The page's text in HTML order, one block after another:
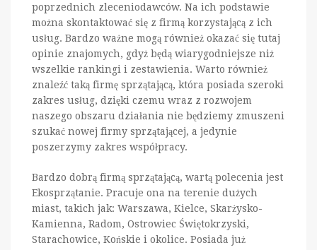
poprzednich zleceniodawców. Na ich podstawie
można skontaktować się z firmą korzystającą z ich
usług. Bardzo ważne mogą również okazać się tutaj
opinie znajomych, gdyż będą wiarygodniejsze niż
wszelkie rankingi i zestawienia. Warto również
znaleźć taką firmę sprzątającą, która posiada szeroki
zakres usług, dzięki czemu wraz z rozwojem
naszego obszaru działania nie będziemy zmuszeni
szukać nowej firmy sprzątającej, a jedynie
poszerzymy zakres współpracy.
Bardzo dobrą firmą sprzątającą, wartą polecenia jest
Ekosprzątanie. Pracuje ona na terenie dużych
miast, takich jak: Warszawa, Kielce, Skarżysko-
Kamienna, Radom, Ostrowiec Świętokrzyski,
Starachowice, Końskie i okolice. Posiada już